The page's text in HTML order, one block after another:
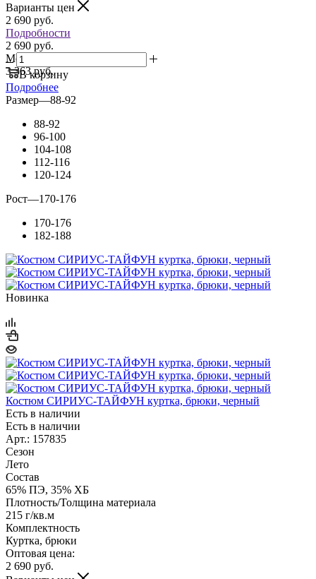
Варианты цен
2 690 руб.
Подробности
2 690 руб.
Мелкий опт:
3 363 руб.
В корзину
Подробнее
Размер—88-92
88-92
96-100
104-108
112-116
120-124
Рост—170-176
170-176
182-188
Новинка
Костюм СИРИУС-ТАЙФУН куртка, брюки, черный
Есть в наличии
Есть в наличии
Арт.: 157835
Сезон
Лето
Состав
65% ПЭ, 35% ХБ
Плотность/Толщина материала
215 г/кв.м
Комплектность
Куртка, брюки
Оптовая цена:
2 690 руб.